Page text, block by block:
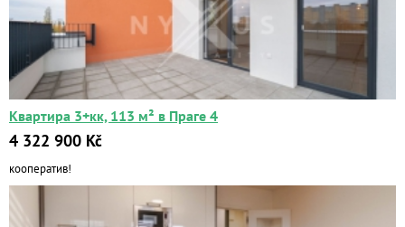
Квартира 3+кк, 113 м² в Праге 4
4 322 900 Kč
кооператив!